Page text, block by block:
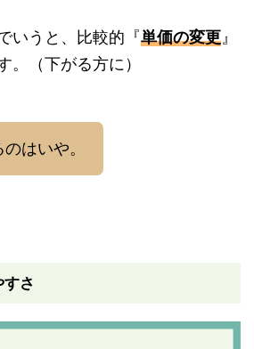
いうと、比較的『単価の変更』
。（下がる方に）
はいや。
さ